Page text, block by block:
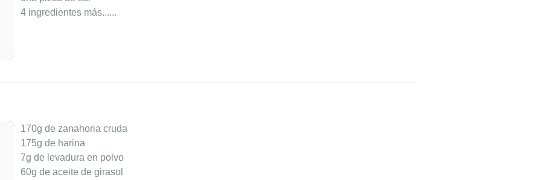
4 ingredientes más...
170g de zanahoria cruda
175g de harina
7g de levadura en polvo
60g de aceite de girasol